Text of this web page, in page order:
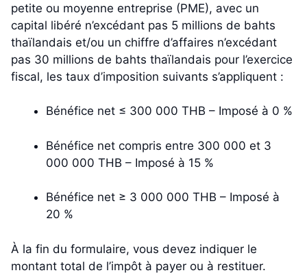
petite ou moyenne entreprise (PME), avec un
capital libéré n’excédant pas 5 millions de bahts
thaïlandais et/ou un chiffre d’affaires n’excédant
pas 30 millions de bahts thaïlandais pour l’exercice
fiscal, les taux d’imposition suivants s’appliquent :
Bénéfice net ≤ 300 000 THB – Imposé à 0 %
Bénéfice net compris entre 300 000 et 3
000 000 THB – Imposé à 15 %
Bénéfice net ≥ 3 000 000 THB – Imposé à
20 %
À la fin du formulaire, vous devez indiquer le
montant total de l’impôt à payer ou à restituer.